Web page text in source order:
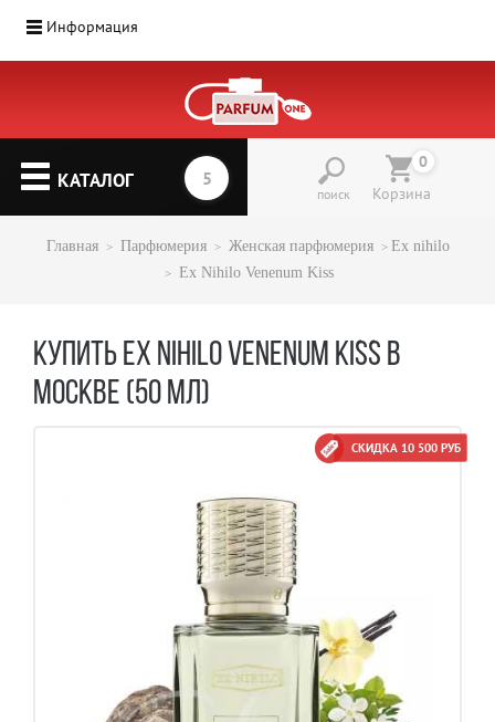
Информация
КАТАЛОГ
поиск
0
Корзина
Главная Парфюмерия Женская парфюмерия
Ex nihilo
Ex Nihilo Venenum Kiss
КУПИТЬ EX NIHILO VENENUM KISS В
МОСКВЕ (50 МЛ)
СКИДКА 10 500 РУБ